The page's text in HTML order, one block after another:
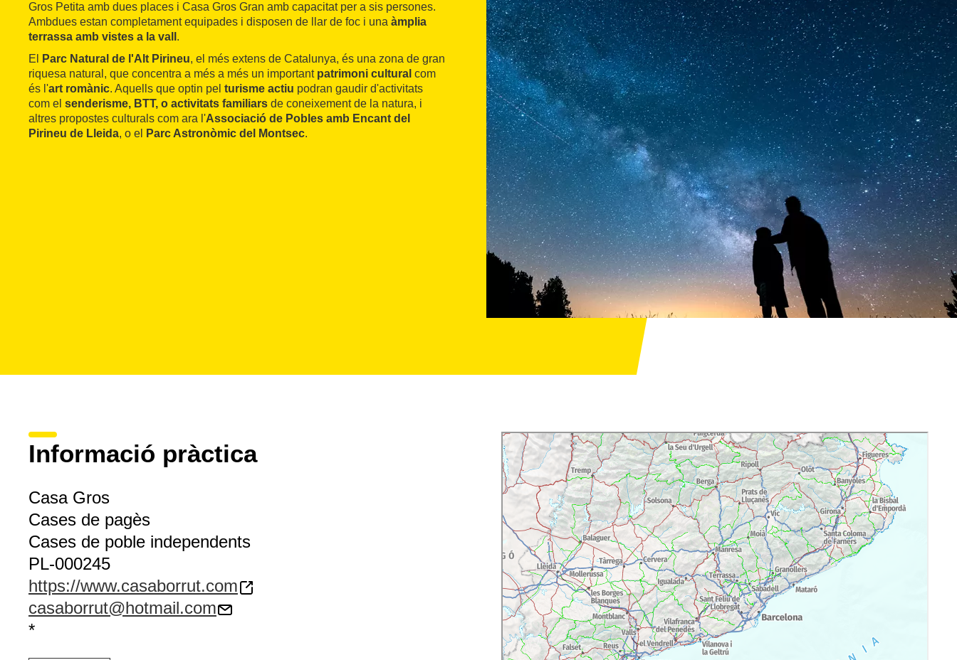
Gros Petita amb dues places i Casa Gros Gran amb capacitat per a sis persones.
Ambdues estan completament equipades i disposen de llar de foc i una àmplia
terrassa amb vistes a la vall .
El
Parc Natural de l'Alt Pirineu, el més extens de Catalunya, és una zona de gran
riquesa natural, que concentra a més a més un important patrimoni cultural com
és l'art romànic. Aquells que optin pel turisme actiu podran gaudir d'activitats
com el senderisme, BTT, o activitats familiars de coneixement de la natura, i
altres propostes culturals com ara l'Associació de Pobles amb Encant del
Pirineu de Lleida, o el Parc Astronòmic del Montsec.
Informació pràctica
Casa Gros
Cases de pagès
Cases de poble independents
PL-000245
https://www.casaborrut.com
casaborrut@hotmail.com
*